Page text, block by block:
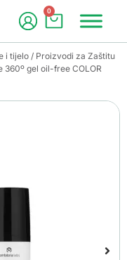
0
i tijelo / Proizvodi za Zaštitu
360º gel oil-free COLOR